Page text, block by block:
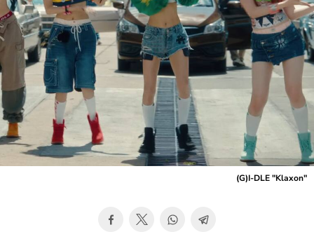
(G)I-DLE "Klaxon"